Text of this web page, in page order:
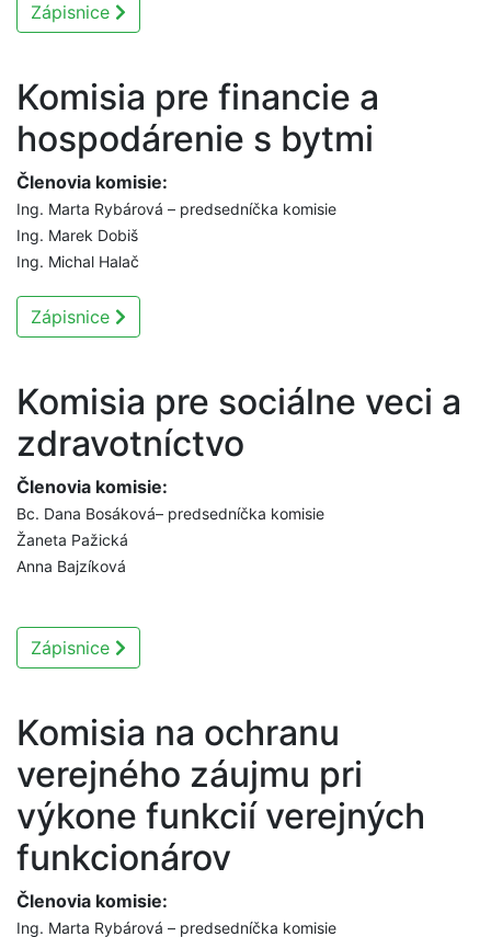
Zápisnice
Komisia pre financie a
hospodárenie s bytmi
Členovia komisie:
Ing. Marta Rybárová – predsedníčka komisie
Ing. Marek Dobiš
Ing. Michal Halač
Zápisnice
Komisia pre sociálne veci a
zdravotníctvo
Členovia komisie:
Bc. Dana Bosáková– predsedníčka komisie
Žaneta Pažická
Anna Bajzíková
Zápisnice
Komisia na ochranu
verejného záujmu pri
výkone funkcií verejných
funkcionárov
Členovia komisie:
Ing. Marta Rybárová – predsedníčka komisie